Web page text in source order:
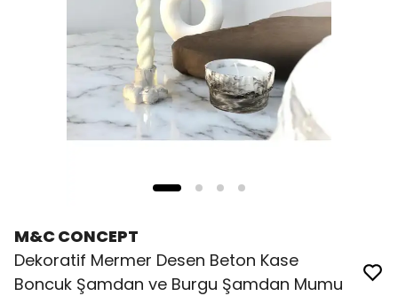
M&C CONCEPT
Dekoratif Mermer Desen Beton Kase
Boncuk Şamdan ve Burgu Şamdan Mumu